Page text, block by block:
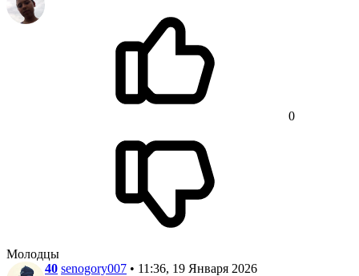
0
Молодцы
40 senogory007 • 11:36, 19 Января 2026